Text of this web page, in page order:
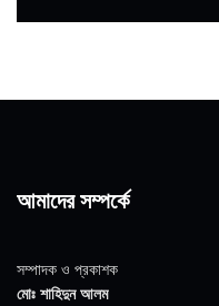
আমাদের সম্পর্কে
সম্পাদক ও প্রকাশক
মোঃ শাহিদুন আলম